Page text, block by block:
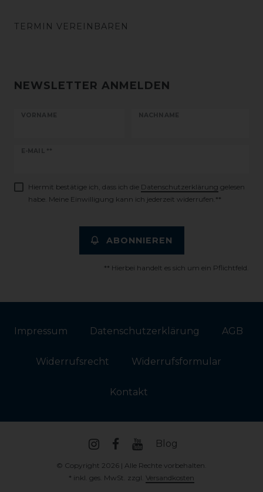
TERMIN VEREINBAREN
NEWSLETTER ANMELDEN
VORNAME NACHNAME
E-MAIL **
Newsletter
Hiermit bestätige ich, dass ich die Daten­schutz­erklärung gelesen
habe. Meine Einwilligung kann ich jederzeit widerrufen.**
ABONNIEREN
** Hierbei handelt es sich um ein Pflichtfeld.
Impressum Daten­schutz­erklärung AGB
Widerrufs­recht Widerrufs­formular
Kontakt
Blog
© Copyright 2026 | Alle Rechte vorbehalten.
* inkl. ges. MwSt. zzgl. Versandkosten